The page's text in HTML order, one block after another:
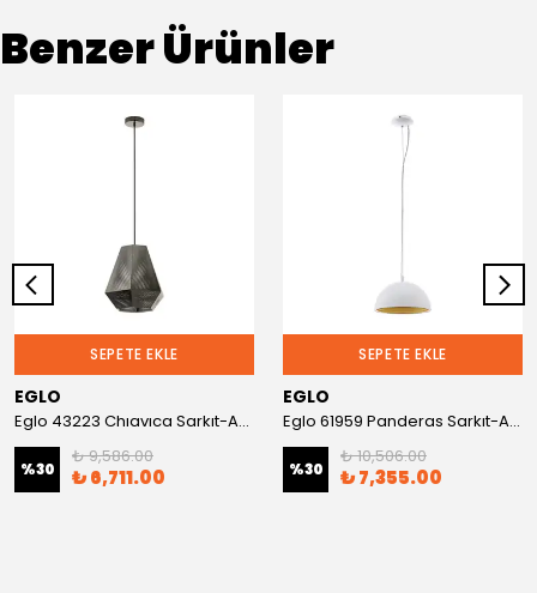
Benzer Ürünler
SEPETE EKLE
EGLO
Eglo 43223 Chıavıca Sarkıt-Avize
%30
₺ 9,586.00
₺ 6,711.00
SEPETE EKLE
EGLO
Eglo 61959 Panderas Sarkıt-Avize
%30
₺ 10,506.00
₺ 7,355.00